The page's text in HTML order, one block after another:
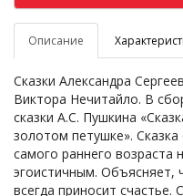
Описание
Сказки Александра
Виктора Нечитайло. В
сказки А.С. Пушкина
золотом петушке».
самого раннего
эгоистичным. Объясняет,
всегда приносит счастье.